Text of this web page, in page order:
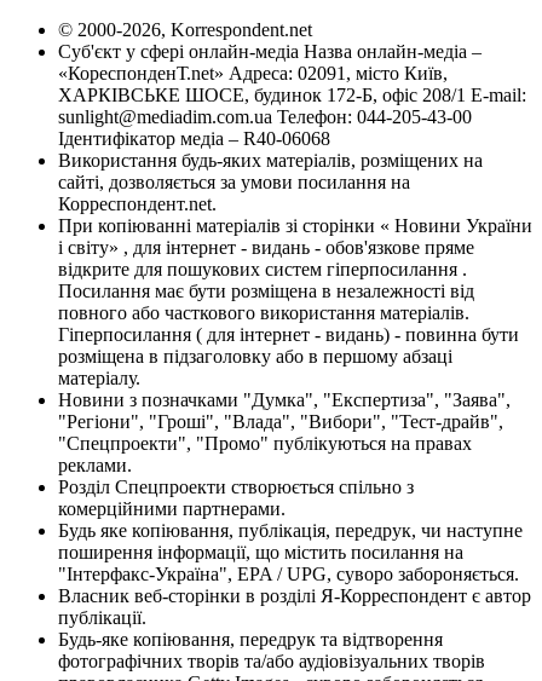
© 2000-2026, Korrespondent.net
Суб'єкт у сфері онлайн-медіа Назва онлайн-медіа –
«КореспонденТ.net» Адреса: 02091, місто Київ,
ХАРКІВСЬКЕ ШОСЕ, будинок 172-Б, офіс 208/1 E-mail:
sunlight@mediadim.com.ua Телефон: 044-205-43-00
Ідентифікатор медіа – R40-06068
Використання будь-яких матеріалів, розміщених на
сайті, дозволяється за умови посилання на
Корреспондент.net.
При копіюванні матеріалів зі сторінки « Новини України
і світу» , для інтернет - видань - обов'язкове пряме
відкрите для пошукових систем гіперпосилання .
Посилання має бути розміщена в незалежності від
повного або часткового використання матеріалів.
Гіперпосилання ( для інтернет - видань) - повинна бути
розміщена в підзаголовку або в першому абзаці
матеріалу.
Новини з позначками "Думка", "Експертиза", "Заява",
"Регіони", "Гроші", "Влада", "Вибори", "Тест-драйв",
"Спецпроекти", "Промо" публікуються на правах
реклами.
Розділ Спецпроекти створюється спільно з
комерційними партнерами.
Будь яке копіювання, публікація, передрук, чи наступне
поширення інформації, що містить посилання на
"Інтерфакс-Україна", EPA / UPG, суворо забороняється.
Власник веб-сторінки в розділі Я-Корреспондент є автор
публікації.
Будь-яке копіювання, передрук та відтворення
фотографічних творів та/або аудіовізуальних творів